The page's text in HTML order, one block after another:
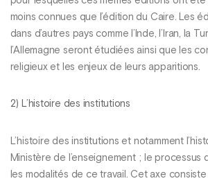
moins connues que l’édition du Caire. Les
dans d’autres pays comme l’Inde, l’Iran, la
l’Allemagne seront étudiées ainsi que les
religieux et les enjeux de leurs apparitions.
2) L’histoire des institutions
L’histoire des institutions et notamment
Ministère de l’enseignement ; le processus
les modalités de ce travail. Cet axe consiste